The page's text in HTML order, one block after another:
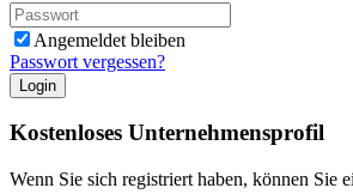
Angemeldet bleiben
Passwort vergessen?
Login
Kostenloses Unternehmensprofil
Wenn Sie sich registriert haben, können Sie